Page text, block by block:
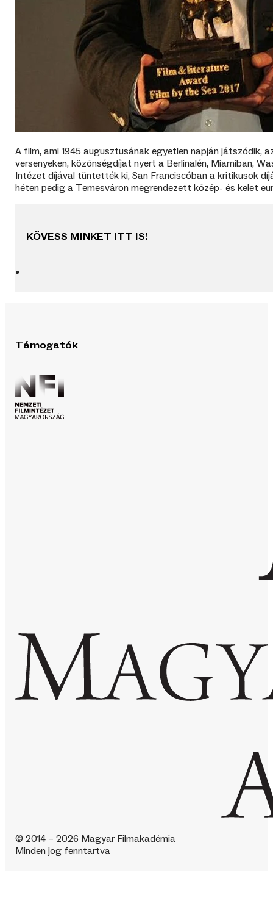
A film, ami 1945 augusztusának egyetlen napján játszódik,
versenyeken, közönségdíjat nyert a Berlinalén, Miamiban,
Intézet díjával tüntették ki, San Franciscóban a kritikusok
héten pedig a Temesváron megrendezett közép- és kelet
KÖVESS MINKET ITT IS!
Támogatók
© 2014 – 2026 Magyar Filmakadémia
Minden jog fenntartva